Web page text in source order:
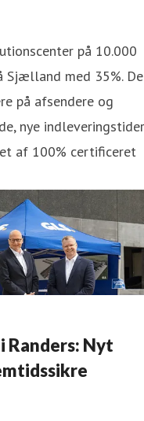
på 10.000
Sjælland med 35%.
på afsendere og
nye indleveringstider
af 100% certificeret
Randers: Nyt